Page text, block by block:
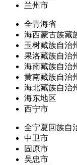
兰州市
全青海省
海西蒙古族藏
玉树藏族自治
果洛藏族自治
海南藏族自治
黄南藏族自治
海北藏族自治
海东地区
西宁市
全宁夏回族自
中卫市
固原市
吴忠市